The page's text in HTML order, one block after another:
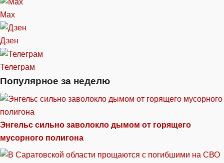
Max
Дзен
Телеграм
Популярное за неделю
Энгельс сильно заволокло дымом от горящего
мусорного полигона